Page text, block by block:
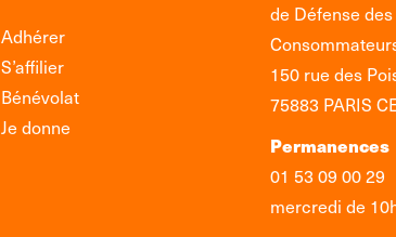
Adhérer
S’affilier
Bénévolat
Je donne
de Défense des
150 rue des
75883 PARIS
Permanences
01 53 09 00 29
mercredi de